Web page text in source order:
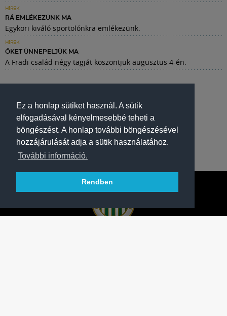
Ez a honlap sütiket használ. A sütik
elfogadásával kényelmesebbé teheti a
böngészést. A honlap további böngészésével
hozzájárulását adja a sütik használatához.
További információ.
Rendben
HÍREK
RÁ EMLÉKEZÜNK MA
Egykori kiváló sportolónkra emlékezünk.
HÍREK
ŐKET ÜNNEPELJÜK MA
A Fradi család négy tagját köszöntjük augusztus 4-én.